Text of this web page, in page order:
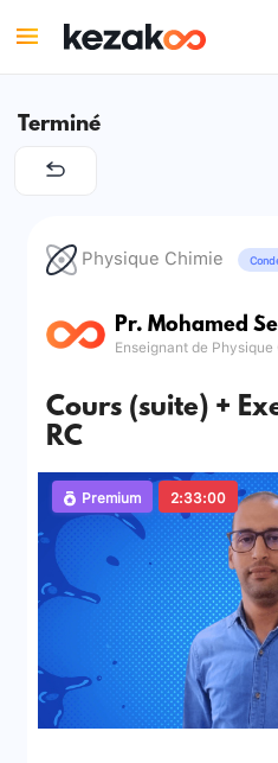
Terminé
Physique Chimie
Pr. Mohamed
Enseignant de
Cours (suite) +
RC
Premium 2:33:00